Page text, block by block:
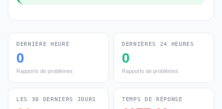
DERNIÈRE HEURE
0
Rapports de problèmes
DERNIÈRES 24 HEURES
0
Rapports de problèmes
LES 30 DERNIERS JOURS TEMPS DE RÉPONSE